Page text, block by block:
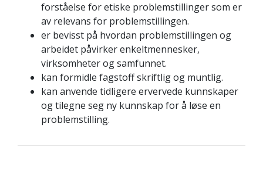
forståelse for etiske problemstillinger som er
av relevans for problemstillingen.
er bevisst på hvordan problemstillingen og
arbeidet påvirker enkeltmennesker,
virksomheter og samfunnet.
kan formidle fagstoff skriftlig og muntlig.
kan anvende tidligere ervervede kunnskaper
og tilegne seg ny kunnskap for å løse en
problemstilling.